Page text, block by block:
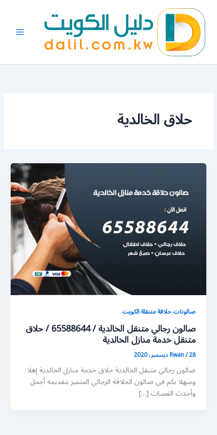
المحتوى
حلاق الخالدية
صالونات حلاقة متنقلة الكويت
صالون رجالي متنقل الخالدية / 65588644 / حلاق
متنقل خدمة منازل الخالدية
Rwan/28 ديسمبر، 2020
صالون رجالي متنقل الخالدية حلاق خدمة منازل الخالدية إهلا
وسهلا بكم في صالون الحلاقة الرجالي المتميز بتقديمه أجمل
وأحدث القصات […]